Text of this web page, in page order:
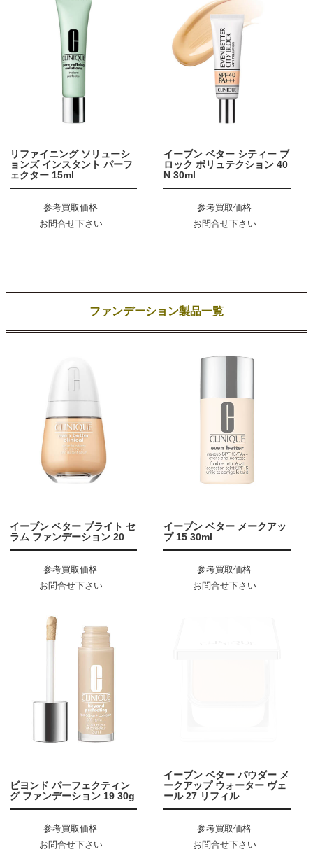
リファイニング ソリューシ
ョンズ インスタント パーフ
ェクター 15ml
参考買取価格
お問合せ下さい
イーブン ベター シティー ブ
ロック ポリュテクション 40
N 30ml
参考買取価格
お問合せ下さい
ファンデーション製品一覧
イーブン ベター ブライト セ
ラム ファンデーション 20
参考買取価格
お問合せ下さい
イーブン ベター メークアッ
プ 15 30ml
参考買取価格
お問合せ下さい
ビヨンド パーフェクティン
グ ファンデーション 19 30g
参考買取価格
お問合せ下さい
イーブン ベター パウダー メ
ークアップ ウォーター ヴェ
ール 27 リフィル
参考買取価格
お問合せ下さい